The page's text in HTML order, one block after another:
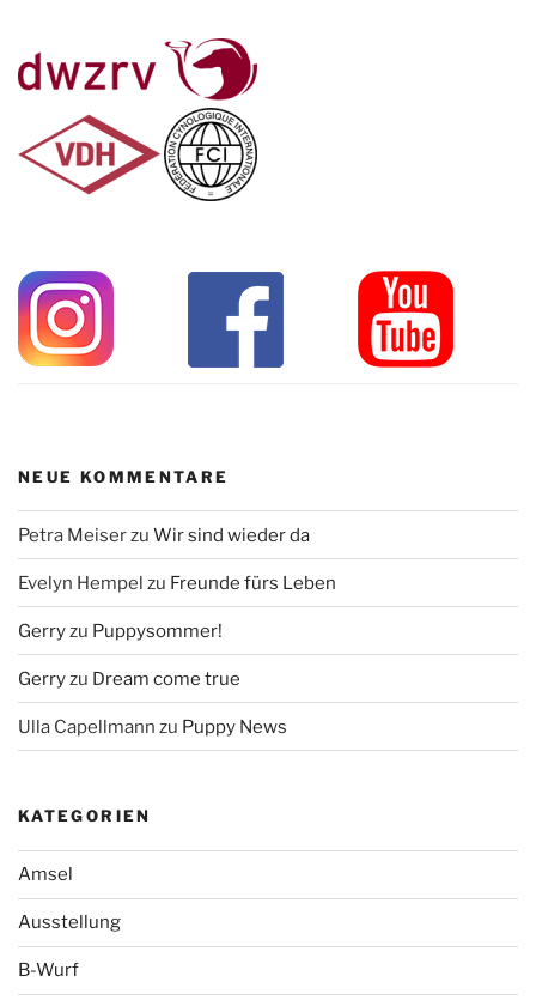
NEUE KOMMENTARE
Petra Meiserzu Wir sind wieder da
Evelyn Hempel zu Freunde fürs Leben
Gerryzu Puppysommer!
Gerryzu Dream come true
Ulla Capellmann zu Puppy News
KATEGORIEN
Amsel
Ausstellung
B-Wurf